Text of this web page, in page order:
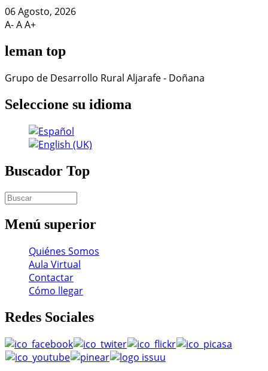
06 Agosto, 2026
A-AA+
leman top
Grupo de Desarrollo Rural Aljarafe - Doñana
Seleccione su idioma
Buscador Top
Menú superior
Quiénes Somos
Aula Virtual
Contactar
Cómo llegar
Redes Sociales